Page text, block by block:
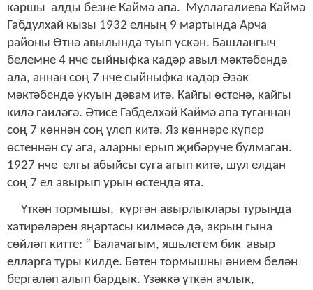
каршы алды безне Каймә апа. Муллагалиева Каймә
Габдулхай кызы 1932 елның 9 мартында Арча
районы Өтнә авылында туып үскән. Башлангыч
белемне 4 нче сыйныфка кадәр авыл мәктәбендә
ала, аннан соң 7 нче сыйныфка кадәр Әзәк
мәктәбендә укуын дәвам итә. Кайгы өстенә, кайгы
килә гаиләгә. Әтисе Габделхәй Каймә апа туганнан
соң 7 көннән соң үлеп китә. Яз көннәре күпер
өстеннән су ага, аларны ерып җибәрүче булмаган.
1927 нче елгы абыйсы суга агып китә, шул елдан
соң 7 ел авырып урын өстендә ята.
Үткән тормышы, күргән авырлыклары турында
хатирәләрен яңартасы килмәсә дә, акрын гына
сөйләп китте: “ Балачагым, яшьлегем бик авыр
елларга туры килде. Бөтен тормышны әнием белән
бергәләп алып бардык. Үзәккә үткән ачлык,